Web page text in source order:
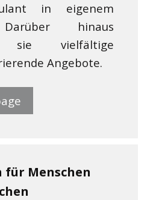
in eigenem
hinaus
sie vielfältige
Angebote.
Menschen